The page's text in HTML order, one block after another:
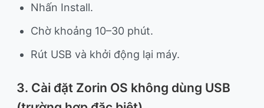
Nhấn Install.
Chờ khoảng 10–30 phút.
Rút USB và khởi động lại máy.
3. Cài đặt Zorin OS không dùng USB